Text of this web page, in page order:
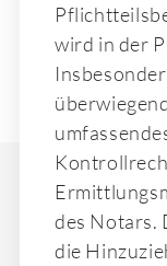
wird in der
des Notars.
die